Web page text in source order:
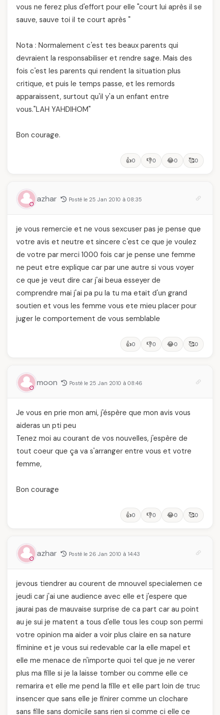
vous ne ferez plus d'effort pour elle "court lui après il se
sauve, sauve toi il te court après "
Nota : Normalement c'est tes beaux parents qui
devraient la responsabiliser et rendre sage. Mais des
fois c'est les parents qui rendent la situation plus
critique, et puis le temps passe, et les remords
apparaissent, surtout qu'il y'a un enfant entre
vous."LAH YAHDIHOM"
Bon courage.
👍0 👎0 😂0 🥰0
azhar Posté le 25 Jan 2010 à 08:35
je vous remercie et ne vous sexcuser pas je pense que
votre avis et neutre et sincere c'est ce que je voulez
de votre par merci 1000 fois car je pense une femme
ne peut etre explique car par une autre si vous voyer
ce que je veut dire car j'ai beua esseyer de
comprendre mai j'ai pa pu la tu ma etait d'un grand
soutien et vous les femme vous ete mieu placer pour
juger le comportement de vous semblable
👍0 👎0 😂0 🥰0
moon Posté le 25 Jan 2010 à 08:46
Je vous en prie mon ami, j'éspère que mon avis vous
aideras un pti peu
Tenez moi au courant de vos nouvelles, j'espère de
tout coeur que ça va s'arranger entre vous et votre
femme,
Bon courage
👍0 👎0 😂0 🥰0
azhar Posté le 26 Jan 2010 à 14:43
jevous tiendrer au courent de mnouvel specialemen ce
jeudi car j'ai une audience avec elle et j'espere que
jaurai pas de mauvaise surprise de ca part car au point
au je sui je matent a tous d'elle tous les coup son permi
votre opinion ma aider a voir plus claire en sa nature
fiminine et je vous sui redevable car la elle mapel et
elle me menace de n'importe quoi tel que je ne verer
plus ma fille si je la laisse tomber ou comme elle ce
remarira et elle me pend la fille et elle part loin de truc
insencer que sans elle je finirer comme un clochare
sans fille sans domicile sans rien si comme ci elle ce